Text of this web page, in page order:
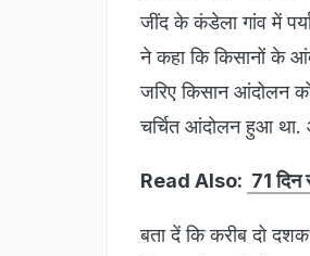
जींद के कंडेला गांव में
ने कहा कि किसानों के
जरिए किसान आंदोलन
चर्चित आंदोलन हुआ था.
Read Also: 71
बता दें कि करीब दो